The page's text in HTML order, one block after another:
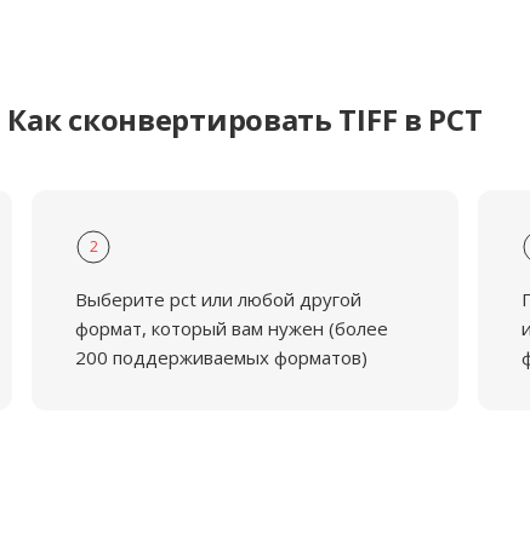
Как сконвертировать TIFF в PCT
2
Выберите pct или любой другой
формат, который вам нужен (более
200 поддерживаемых форматов)